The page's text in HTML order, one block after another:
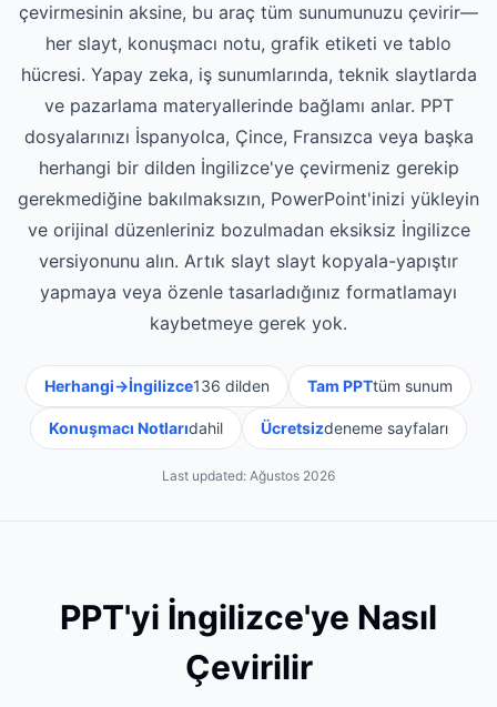
çevirmesinin aksine, bu araç tüm sunumunuzu çevirir—
her slayt, konuşmacı notu, grafik etiketi ve tablo
hücresi. Yapay zeka, iş sunumlarında, teknik slaytlarda
ve pazarlama materyallerinde bağlamı anlar. PPT
dosyalarınızı İspanyolca, Çince, Fransızca veya başka
herhangi bir dilden İngilizce'ye çevirmeniz gerekip
gerekmediğine bakılmaksızın, PowerPoint'inizi yükleyin
ve orijinal düzenleriniz bozulmadan eksiksiz İngilizce
versiyonunu alın. Artık slayt slayt kopyala-yapıştır
yapmaya veya özenle tasarladığınız formatlamayı
kaybetmeye gerek yok.
Herhangi→İngilizce136 dilden Tam PPTtüm sunum
Konuşmacı Notlarıdahil Ücretsizdeneme sayfaları
Last updated: Ağustos 2026
PPT'yi İngilizce'ye Nasıl
Çevirilir